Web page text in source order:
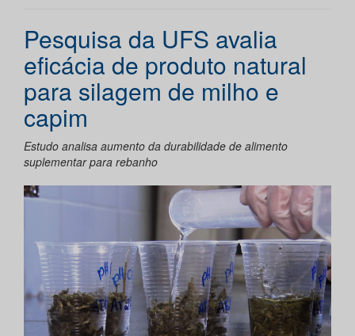
Pesquisa da UFS avalia
eficácia de produto natural
para silagem de milho e
capim
Estudo analisa aumento da durabilidade de alimento
suplementar para rebanho